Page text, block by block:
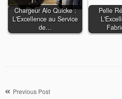
Chargeur Alo Quicke :
L'Excellence au Service
de…
Pelle
Navigation
Previous Post